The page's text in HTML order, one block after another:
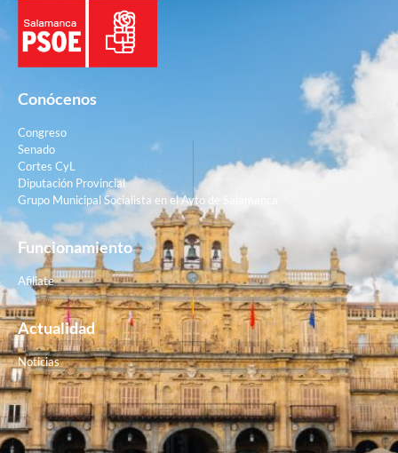
Conócenos
Congreso
Senado
Cortes CyL
Diputación Provincial
Grupo Municipal Socialista en el Ayto de Salamanca
Funcionamiento
Afiliate
Actualidad
Noticias